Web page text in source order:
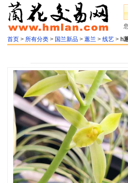
首页 > 所有分类 > 国兰新品 > 蕙兰 > 线艺 > h